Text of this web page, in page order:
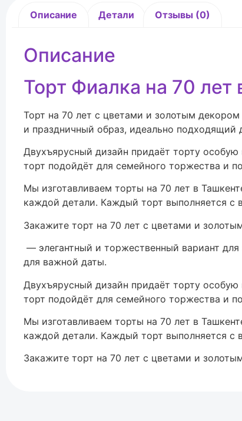
Описание Детали Отзывы (0)
Описание
Торт Фиалка на 70 лет
Торт на 70 лет с цветами и золотым
и праздничный образ, идеально подходящий
Двухъярусный дизайн придаёт торту
торт подойдёт для семейного торжества и
Мы изготавливаем торты на 70 лет в
каждой детали. Каждый торт выполняется с
Закажите торт на 70 лет с цветами и
— элегантный и торжественный вариант
для важной даты.
Двухъярусный дизайн придаёт торту
торт подойдёт для семейного торжества и
Мы изготавливаем торты на 70 лет в
каждой детали. Каждый торт выполняется с
Закажите торт на 70 лет с цветами и